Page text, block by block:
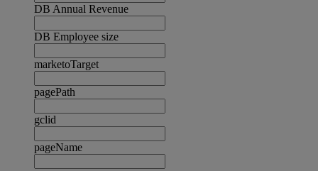
DB Annual Revenue
DB Employee size
marketoTarget
pagePath
gclid
pageName